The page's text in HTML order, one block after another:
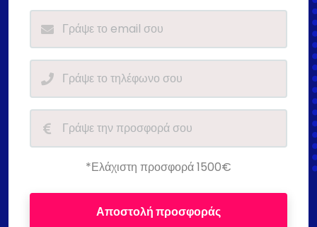
*Ελάχιστη προσφορά 1500€
Αποστολή προσφοράς